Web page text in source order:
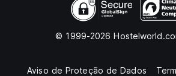
© 1999-2026
Aviso de Proteção de Dados